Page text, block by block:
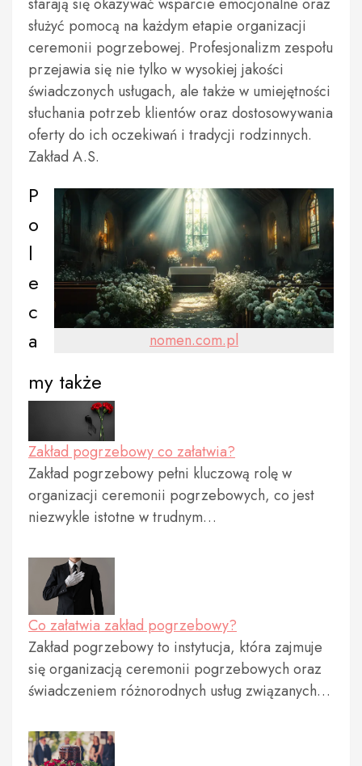
starają się okazywać wsparcie emocjonalne oraz
służyć pomocą na każdym etapie organizacji
ceremonii pogrzebowej. Profesjonalizm zespołu
przejawia się nie tylko w wysokiej jakości
świadczonych usługach, ale także w umiejętności
słuchania potrzeb klientów oraz dostosowywania
oferty do ich oczekiwań i tradycji rodzinnych.
Zakład A.S.
nomen.com.pl
P
o
l
e
c
a
my także
Zakład pogrzebowy co załatwia?
Zakład pogrzebowy pełni kluczową rolę w
organizacji ceremonii pogrzebowych, co jest
niezwykle istotne w trudnym…
Co załatwia zakład pogrzebowy?
Zakład pogrzebowy to instytucja, która zajmuje
się organizacją ceremonii pogrzebowych oraz
świadczeniem różnorodnych usług związanych…